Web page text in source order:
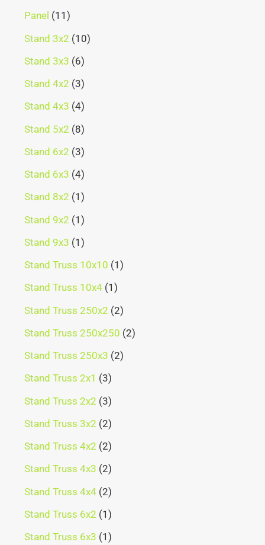
Panel
11
Stand 3x2 10
Stand 3x3 6
Stand 4x2 3
Stand 4x3 4
Stand 5x2 8
Stand 6x2 3
Stand 6x3 4
Stand 8x2 1
Stand 9x2 1
Stand 9x3 1
Stand Truss 10x10 1
Stand Truss 10x4 1
Stand Truss 250x2 2
Stand Truss 250x250 2
Stand Truss 250x3 2
Stand Truss 2x1
3
Stand Truss 2x2 3
Stand Truss 3x2 2
Stand Truss 4x2 2
Stand Truss 4x3 2
Stand Truss 4x4 2
Stand Truss 6x2 1
Stand Truss 6x3 1